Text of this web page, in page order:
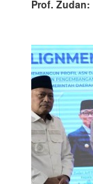
Prof.